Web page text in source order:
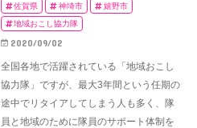
佐賀県 神埼市 嬉野市
地域おこし協力隊
2020/09/02
全国各地で活躍されている「地域おこし
協力隊」ですが、最大3年間という任期の
途中でリタイアしてしまう人も多く、隊
員と地域のために隊員のサポート体制を